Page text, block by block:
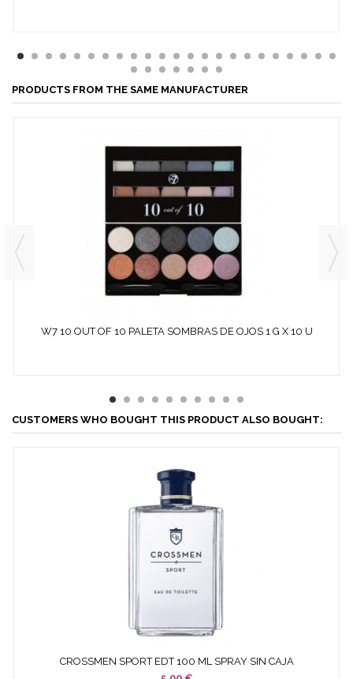
PRODUCTS FROM THE SAME MANUFACTURER
W7 10 OUT OF 10 PALETA SOMBRAS DE OJOS 1 G X 10 U
CUSTOMERS WHO BOUGHT THIS PRODUCT ALSO BOUGHT:
CROSSMEN SPORT EDT 100 ML SPRAY SIN CAJA